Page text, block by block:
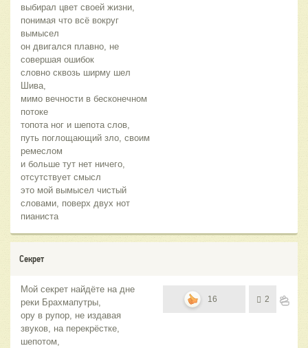
выбирал цвет своей жизни,
понимая что всё вокруг
вымысел
он двигался плавно, не
совершая ошибок
словно сквозь ширму шел
Шива,
мимо вечности в бесконечном
потоке
топота ног и шепота слов,
путь поглощающий зло, своим
ремеслом
и больше тут нет ничего,
отсутствует смысл
это мой вымысел чистый
словами, поверх двух нот
пианиста
Секрет
Мой секрет найдёте на дне
реки Брахмапутры,
ору в рупор, не издавая
звуков, на перекрёстке,
шепотом,
16 2